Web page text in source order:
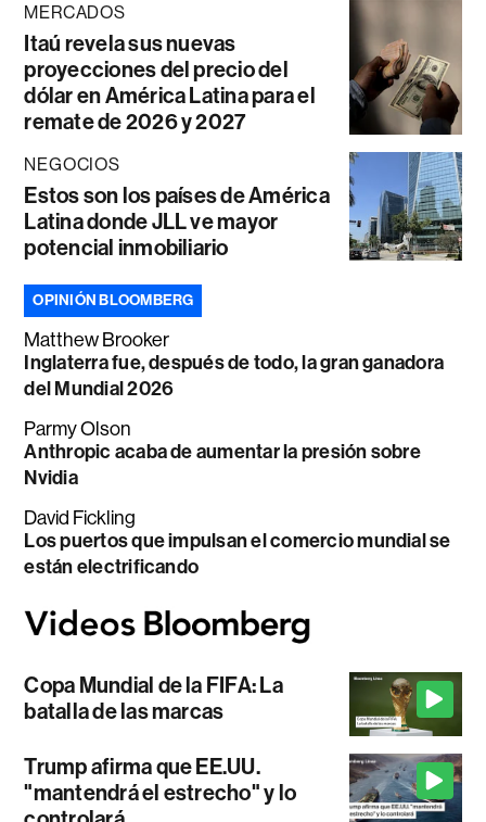
MERCADOS
Itaú revela sus nuevas
proyecciones del precio del
dólar en América Latina para el
remate de 2026 y 2027
NEGOCIOS
Estos son los países de América
Latina donde JLL ve mayor
potencial inmobiliario
OPINIÓN BLOOMBERG
Matthew Brooker
Inglaterra fue, después de todo, la gran ganadora
del Mundial 2026
Parmy Olson
Anthropic acaba de aumentar la presión sobre
Nvidia
David Fickling
Los puertos que impulsan el comercio mundial se
están electrificando
Copa Mundial de la FIFA: La
batalla de las marcas
Trump afirma que EE.UU.
"mantendrá el estrecho" y lo